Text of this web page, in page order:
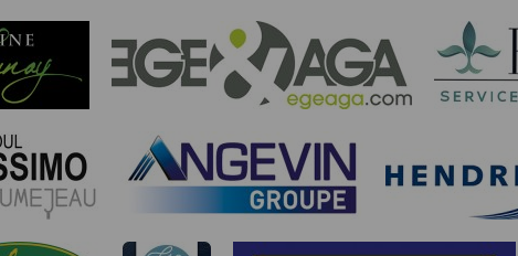
Timepulse :
lorsque vous vous inscrivez et utilisez les services.
lorsque vous n'utilisez pas l'application, mais afin de fournir des
lorsque vous utilisez l'application. Si vous souhaitez mettre fin au suivi
paramètres de votre appareil.